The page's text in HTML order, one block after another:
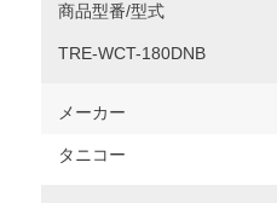
商品型番/型式
TRE-WCT-180DNB
メーカー
タニコー